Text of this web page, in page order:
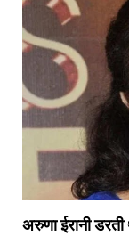
 
अरुणा ईरानी